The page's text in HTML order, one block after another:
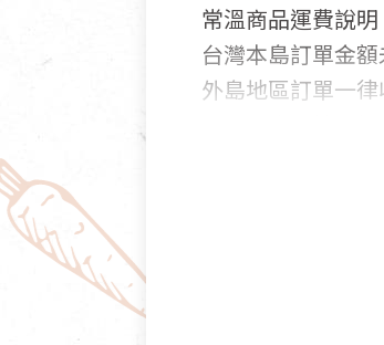
常溫商品運費說明
台灣本島訂單金
外島地區訂單一律
若您購買的商品